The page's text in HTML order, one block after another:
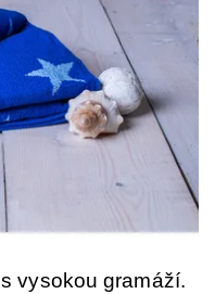
s vysokou gramáží.